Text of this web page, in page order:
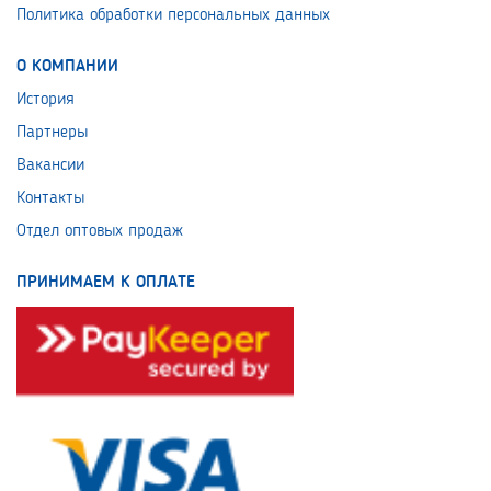
Политика обработки персональных данных
О КОМПАНИИ
История
Партнеры
Вакансии
Контакты
Отдел оптовых продаж
ПРИНИМАЕМ К ОПЛАТЕ